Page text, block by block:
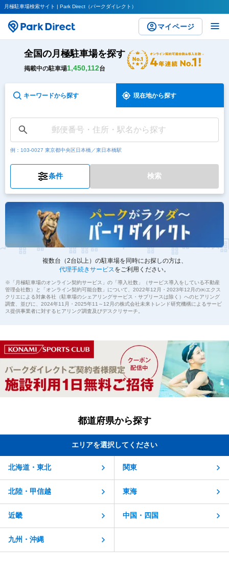
月極駐車場検索サイト | Park Direct（パークダイレクト）
マイページ
全国の月極駐車場を探す
掲載中の駐車場1,450,112台
キーワードから探す 現在地から探す
例：103-0027 東京都中央区日本橋／東日本橋駅
条件 検索
複数台（2台以上）の駐車場を同時にお探しの方は、
代理手続きサービスをご利用ください。
※「月極駐車場のオンライン契約サービス」の「導入社数」（サービス導入をしている不動産
管理会社数）と「オンライン契約可能台数」について、2022年12月・2023年12月の㈱エクス
クリエによる対象各社（駐車場のシェアリングサービス・サブリースは除く）へのヒアリング
調査、並びに、2024年11月・2025年11～12月の株式会社未来トレンド研究機構によるサービ
ス提供事業者に対するヒアリング調査及びデスクリサーチ。
都道府県から探す
エリアを選択してください
北海道・東北 関東
北陸・甲信越 東海
近畿 中国・四国
九州・沖縄